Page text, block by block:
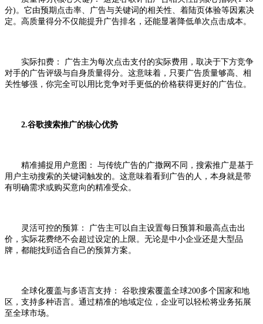
分)。它由预期点击率、广告与关键词的相关性、着陆页体验等因素决
定。高质量得分不仅能提升广告排名，还能显著降低单次点击成本。
实际扣费： 广告主为每次点击支付的实际费用，取决于下方竞争
对手的广告评级与自身质量得分。这意味着，只要广告质量够高、相
关性够强，你完全可以用比竞争对手更低的价格获得更好的广告位。
2.谷歌搜索推广的核心优势
精准捕捉用户意图： 与传统广告的广撒网不同，搜索推广是基于
用户主动搜索的关键词触发的。这意味着看到广告的人，本身就是带
有明确需求或购买意向的精准受众。
灵活可控的预算： 广告主可以自主设置每日预算和最高点击出
价，实际花费绝不会超过设定的上限。无论是中小企业还是大型品
牌，都能找到适合自己的预算方案。
全球化覆盖与多语言支持： 谷歌搜索覆盖全球200多个国家和地
区，支持多种语言。通过精准的地域定位，企业可以轻松将业务拓展
至全球市场。